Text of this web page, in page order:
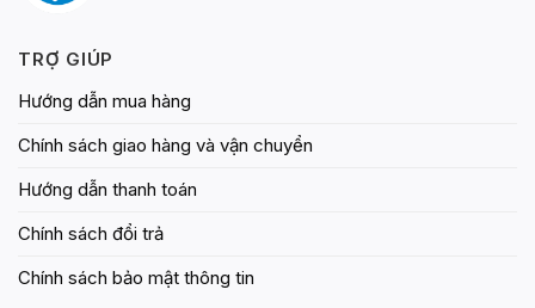
TRỢ GIÚP
Hướng dẫn mua hàng
Chính sách giao hàng và vận chuyển
Hướng dẫn thanh toán
Chính sách đổi trả
Chính sách bảo mật thông tin